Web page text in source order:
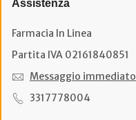
Assistenza
Farmacia In Linea
Partita IVA 02161840851
Messaggio immediato
3317778004